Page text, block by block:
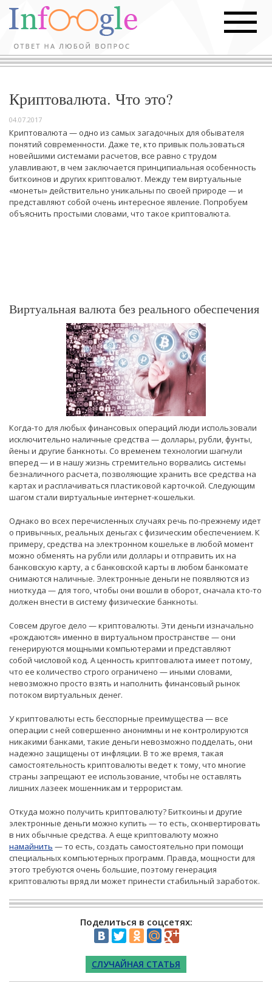
Криптовалюта. Что это?
04.07.2017
Криптовалюта — одно из самых загадочных для обывателя
понятий современности. Даже те, кто привык пользоваться
новейшими системами расчетов, все равно с трудом
улавливают, в чем заключается принципиальная особенность
биткоинов и других криптовалют. Между тем виртуальные
«монеты» действительно уникальны по своей природе — и
представляют собой очень интересное явление. Попробуем
объяснить простыми словами, что такое криптовалюта.
Виртуальная валюта без реального обеспечения
Когда-то для любых финансовых операций люди использовали
исключительно наличные средства — доллары, рубли, фунты,
йены и другие банкноты. Со временем технологии шагнули
вперед — и в нашу жизнь стремительно ворвались системы
безналичного расчета, позволяющие хранить все средства на
картах и расплачиваться пластиковой карточкой. Следующим
шагом стали виртуальные интернет-кошельки.
Однако во всех перечисленных случаях речь по-прежнему идет
о привычных, реальных деньгах с физическим обеспечением. К
примеру, средства на электронном кошельке в любой момент
можно обменять на рубли или доллары и отправить их на
банковскую карту, а с банковской карты в любом банкомате
снимаются наличные. Электронные деньги не появляются из
ниоткуда — для того, чтобы они вошли в оборот, сначала кто-то
должен внести в систему физические банкноты.
Совсем другое дело — криптовалюты. Эти деньги изначально
«рождаются» именно в виртуальном пространстве — они
генерируются мощными компьютерами и представляют
собой числовой код. А ценность криптовалюта имеет потому,
что ее количество строго ограничено — иными словами,
невозможно просто взять и наполнить финансовый рынок
потоком виртуальных денег.
У криптовалюты есть бесспорные преимущества — все
операции с ней совершенно анонимны и не контролируются
никакими банками, такие деньги невозможно подделать, они
надежно защищены от инфляции. В то же время, такая
самостоятельность криптовалюты ведет к тому, что многие
страны запрещают ее использование, чтобы не оставлять
лишних лазеек мошенникам и террористам.
Откуда можно получить криптовалюту? Биткоины и другие
электронные деньги можно купить — то есть, сконвертировать
в них обычные средства. А еще криптовалюту можно
намайнить — то есть, создать самостоятельно при помощи
специальных компьютерных программ. Правда, мощности для
этого требуются очень большие, поэтому генерация
криптовалюты вряд ли может принести стабильный заработок.
Поделиться в соцсетях:
СЛУЧАЙНАЯ СТАТЬЯ